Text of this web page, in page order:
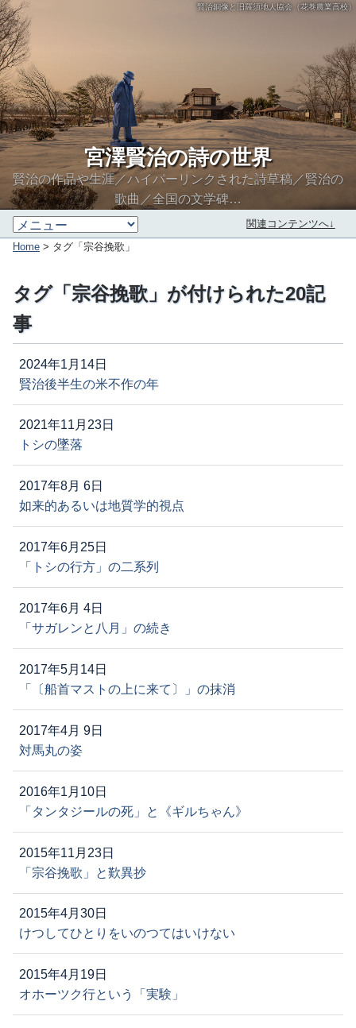
賢治銅像と旧羅須地人協会（花巻農業高校）
宮澤賢治の詩の世界
賢治の作品や生涯／ハイパーリンクされた詩草稿／賢治の
歌曲／全国の文学碑…
関連コンテンツへ↓
Home > タグ「宗谷挽歌」
タグ「宗谷挽歌」が付けられた20記
事
2024年1月14日
賢治後半生の米不作の年
2021年11月23日
トシの墜落
2017年8月 6日
如来的あるいは地質学的視点
2017年6月25日
「トシの行方」の二系列
2017年6月 4日
「サガレンと八月」の続き
2017年5月14日
「〔船首マストの上に来て〕」の抹消
2017年4月 9日
対馬丸の姿
2016年1月10日
「タンタジールの死」と《ギルちゃん》
2015年11月23日
「宗谷挽歌」と歎異抄
2015年4月30日
けつしてひとりをいのつてはいけない
2015年4月19日
オホーツク行という「実験」